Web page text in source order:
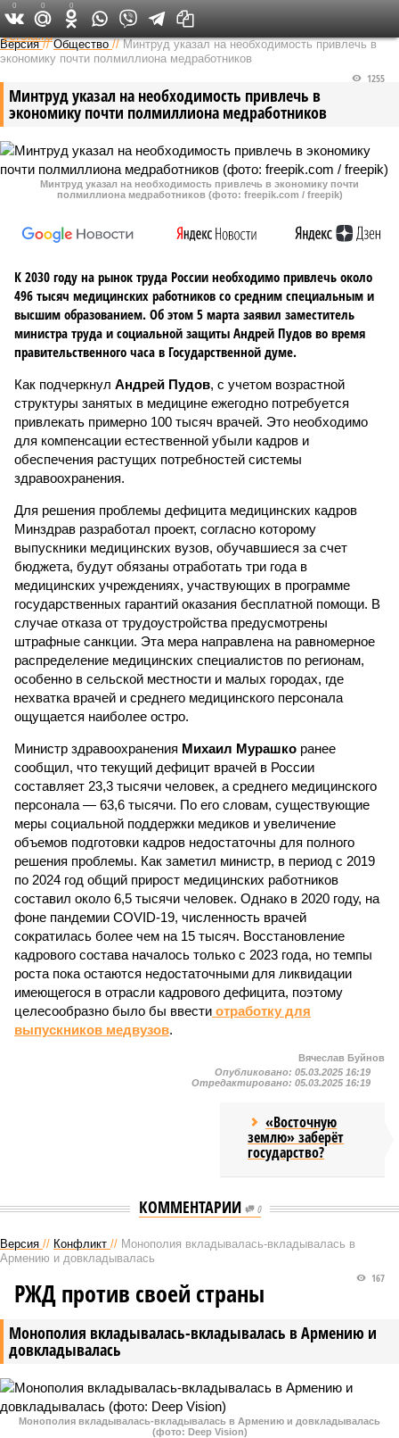
Федеральный выпуск
Версия //Общество //Минтруд указал на необходимость привлечь в
экономику почти полмиллиона медработников
Минтруд указал на необходимость привлечь в
экономику почти полмиллиона медработников
1255
Минтруд указал на необходимость привлечь в экономику почти
полмиллиона медработников (фото: freepik.com / freepik)
К 2030 году на рынок труда России необходимо привлечь около
496 тысяч медицинских работников со средним специальным и
высшим образованием. Об этом 5 марта заявил заместитель
министра труда и социальной защиты Андрей Пудов во время
правительственного часа в Государственной думе.
Как подчеркнул Андрей Пудов, с учетом возрастной
структуры занятых в медицине ежегодно потребуется
привлекать примерно 100 тысяч врачей. Это необходимо
для компенсации естественной убыли кадров и
обеспечения растущих потребностей системы
здравоохранения.
Для решения проблемы дефицита медицинских кадров
Минздрав разработал проект, согласно которому
выпускники медицинских вузов, обучавшиеся за счет
бюджета, будут обязаны отработать три года в
медицинских учреждениях, участвующих в программе
государственных гарантий оказания бесплатной помощи. В
случае отказа от трудоустройства предусмотрены
штрафные санкции. Эта мера направлена на равномерное
распределение медицинских специалистов по регионам,
особенно в сельской местности и малых городах, где
нехватка врачей и среднего медицинского персонала
ощущается наиболее остро.
Министр здравоохранения Михаил Мурашко ранее
сообщил, что текущий дефицит врачей в России
составляет 23,3 тысячи человек, а среднего медицинского
персонала — 63,6 тысячи. По его словам, существующие
меры социальной поддержки медиков и увеличение
объемов подготовки кадров недостаточны для полного
решения проблемы. Как заметил министр, в период с 2019
по 2024 год общий прирост медицинских работников
составил около 6,5 тысячи человек. Однако в 2020 году, на
фоне пандемии COVID-19, численность врачей
сократилась более чем на 15 тысяч. Восстановление
кадрового состава началось только с 2023 года, но темпы
роста пока остаются недостаточными для ликвидации
имеющегося в отрасли кадрового дефицита, поэтому
целесообразно было бы ввести отработку для
выпускников медвузов.
0 0 0
Вячеслав Буйнов
Опубликовано: 05.03.2025 16:19
Отредактировано: 05.03.2025 16:19
«Восточную
землю» заберёт
государство?
КОММЕНТАРИИ 0
Версия // Конфликт // Монополия вкладывалась-вкладывалась в
Армению и довкладывалась
Монополия вкладывалась-вкладывалась в Армению и
довкладывалась
167
РЖД против своей страны
Монополия вкладывалась-вкладывалась в Армению и довкладывалась
(фото: Deep Vision)